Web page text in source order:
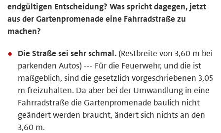
endgültigen Entscheidung? Was spricht dagegen, jetzt
aus der Gartenpromenade eine Fahrradstraße zu
machen?
Die Straße sei sehr schmal. (Restbreite von 3,60 m bei
parkenden Autos) --- Für die Feuerwehr, und die ist
maßgeblich, sind die gesetzlich vorgeschriebenen 3,05
m freizuhalten. Da aber bei der Umwandlung in eine
Fahrradstraße die Gartenpromenade baulich nicht
geändert werden braucht, ändert sich nichts an den
3,60 m.